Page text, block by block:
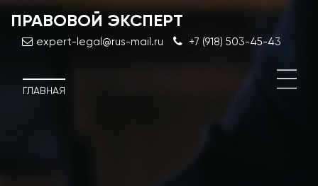
ПРАВОВОЙ ЭКСПЕРТ
expert-legal@rus-mail.ru +7 (918) 503-45-43
ГЛАВНАЯ